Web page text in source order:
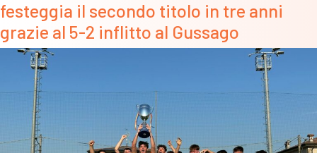
e
festeggia il secondo titolo in tre anni
grazie al 5-2 inflitto al Gussago